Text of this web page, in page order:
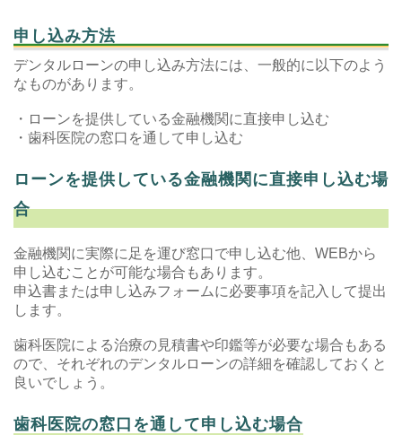
申し込み方法
デンタルローンの申し込み方法には、一般的に以下のよう
なものがあります。
・ローンを提供している金融機関に直接申し込む
・歯科医院の窓口を通して申し込む
ローンを提供している金融機関に直接申し込む場
合
金融機関に実際に足を運び窓口で申し込む他、WEBから
申し込むことが可能な場合もあります。
申込書または申し込みフォームに必要事項を記入して提出
します。
歯科医院による治療の見積書や印鑑等が必要な場合もある
ので、それぞれのデンタルローンの詳細を確認しておくと
良いでしょう。
歯科医院の窓口を通して申し込む場合